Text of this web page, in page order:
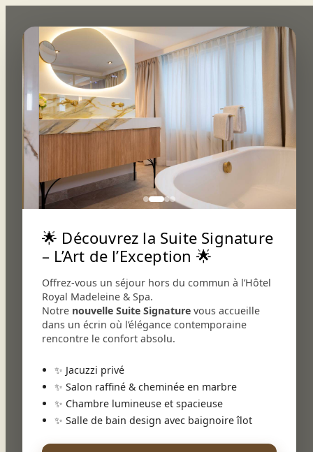
🌟 Découvrez la Suite Signature
– L’Art de l’Exception 🌟
Offrez-vous un séjour hors du commun à l’Hôtel
Royal Madeleine & Spa.
Notre nouvelle Suite Signature vous accueille
dans un écrin où l’élégance contemporaine
rencontre le confort absolu.
✨ Jacuzzi privé
✨ Salon raffiné & cheminée en marbre
✨ Chambre lumineuse et spacieuse
✨ Salle de bain design avec baignoire îlot
Restaurant
Talaé
bar
HOTEL ROOMSARBORÉ RESTAURANT TALAÉ BAR